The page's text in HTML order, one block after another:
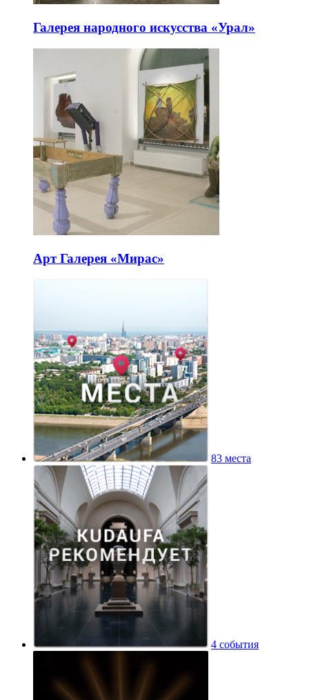
Галерея народного искусства «Урал»
Арт Галерея «Мирас»
83 места
4 события